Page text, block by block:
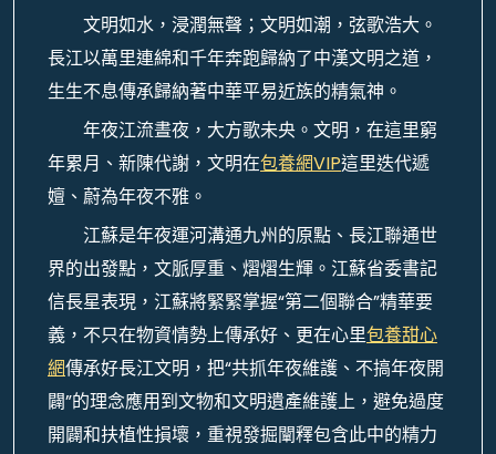
文明如水，浸潤無聲；文明如潮，弦歌浩大。
長江以萬里連綿和千年奔跑歸納了中漢文明之道，
生生不息傳承歸納著中華平易近族的精氣神。
年夜江流晝夜，大方歌未央。文明，在這里窮
年累月、新陳代謝，文明在包養網VIP這里迭代遞
嬗、蔚為年夜不雅。
江蘇是年夜運河溝通九州的原點、長江聯通世
界的出發點，文脈厚重、熠熠生輝。江蘇省委書記
信長星表現，江蘇將緊緊掌握“第二個聯合”精華要
義，不只在物資情勢上傳承好、更在心里包養甜心
網傳承好長江文明，把“共抓年夜維護、不搞年夜開
闢”的理念應用到文物和文明遺產維護上，避免過度
開闢和扶植性損壞，重視發掘闡釋包含此中的精力